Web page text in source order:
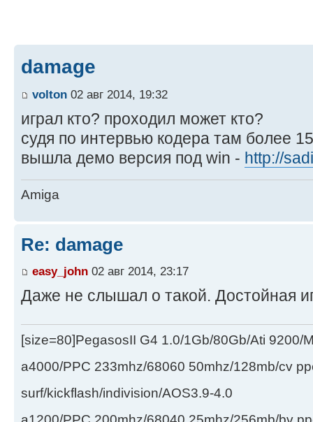
damage
volton 02 авг 2014, 19:32
играл кто? проходил может кто?
cудя по интервью кодера там более
вышла демо версия под win - http://
Amiga
Re: damage
easy_john 02 авг 2014, 23:17
Даже не слышал о такой. Достойная
[size=80]PegasosII G4 1.0/1Gb/80Gb/Ati 9200/
a4000/PPC 233mhz/68060 50mhz/128mb/cv
surf/kickflash/indivision/AOS3.9-4.0